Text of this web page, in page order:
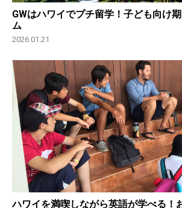
GWはハワイでプチ留学！子ども向け
ム
2026.01.21
ハワイを満喫しながら英語が学べる！